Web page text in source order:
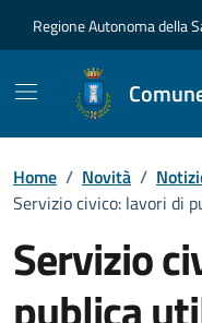
Regione Autonoma della
Home / Novità /
Servizio civico: lavori di
Servizio